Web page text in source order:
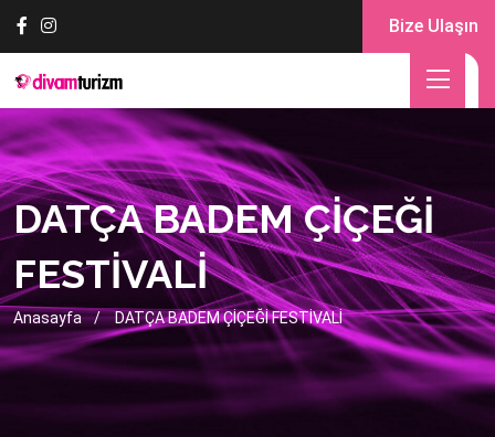
Bize Ulaşın
DATÇA BADEM ÇİÇEĞİ
FESTİVALİ
Anasayfa DATÇA BADEM ÇİÇEĞİ FESTİVALİ